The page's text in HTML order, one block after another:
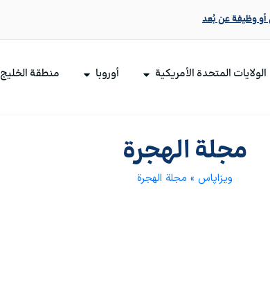
أو وظيفة عن بُعد
الولايات المتحدة الأمريكية أوروبا منطقة الخليج
مجلة الهجرة
ویزاپاس » مجلة الهجرة